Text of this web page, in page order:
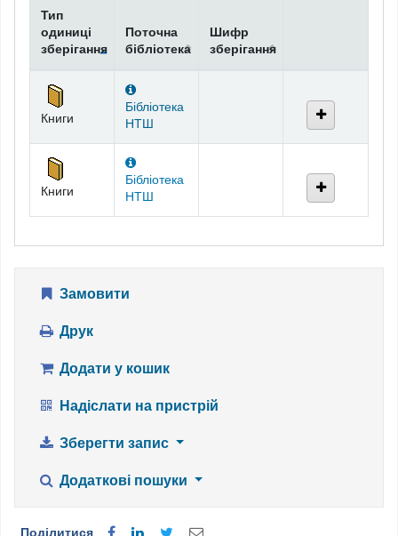
Фонди
Тип
одиниці
зберігання
Поточна
бібліотека
Шифр
зберігання
Книги
Бібліотека
НТШ
Книги
Бібліотека
НТШ
Замовити
Друк
Додати у кошик
Надіслати на пристрій
Зберегти запис
Додаткові пошуки